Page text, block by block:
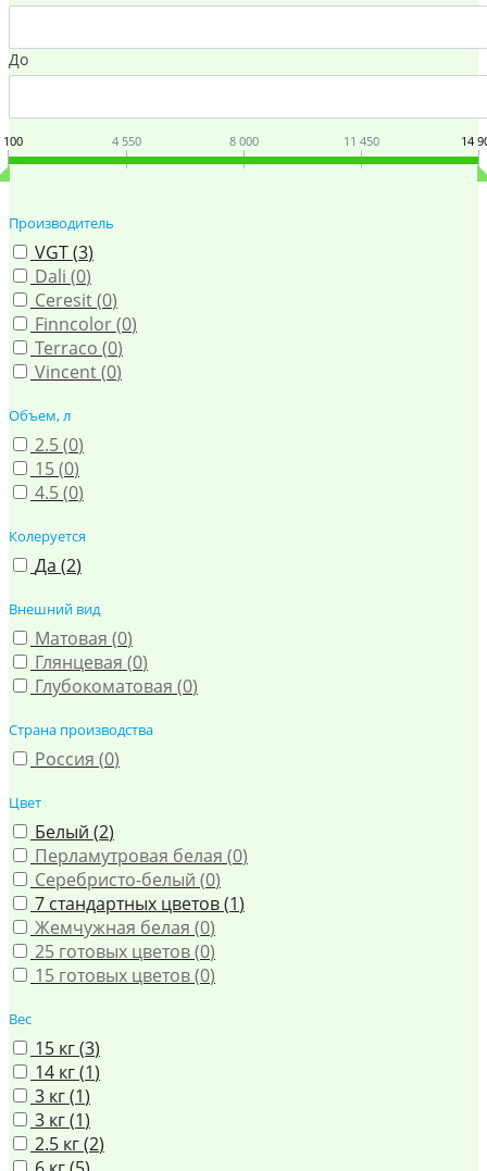
До
100 4 550 8 000 11 450 14
Производитель
VGT (3)
Dali (0)
Ceresit (0)
Finncolor (0)
Terraco (0)
Vincent (0)
Объем, л
2.5 (0)
15 (0)
4.5 (0)
Колеруется
Да (2)
Внешний вид
Матовая (0)
Глянцевая (0)
Глубокоматовая (0)
Страна производства
Россия (0)
Цвет
Белый (2)
Перламутровая белая (0)
Серебристо-белый (0)
7 стандартных цветов (1)
Жемчужная белая (0)
25 готовых цветов (0)
15 готовых цветов (0)
Вес
15 кг (3)
14 кг (1)
3 кг (1)
3 кг (1)
2.5 кг (2)